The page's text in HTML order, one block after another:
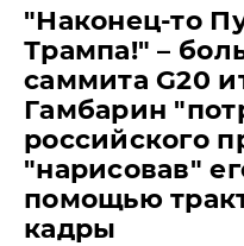
"Наконец-то
Трампа!" –
саммита G20
Гамбарин
российского
"нарисовав"
помощью
кадры